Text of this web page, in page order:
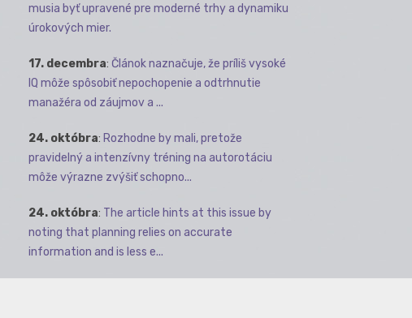
musia byť upravené pre moderné trhy a dynamiku
úrokových mier.
17. decembra: Článok naznačuje, že príliš vysoké
IQ môže spôsobiť nepochopenie a odtrhnutie
manažéra od záujmov a ...
24. októbra: Rozhodne by mali, pretože
pravidelný a intenzívny tréning na autorotáciu
môže výrazne zvýšiť schopno...
24. októbra: The article hints at this issue by
noting that planning relies on accurate
information and is less e...